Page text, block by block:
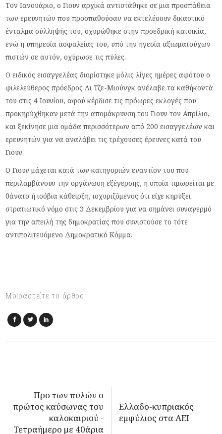
Τον Ιανουάριο, ο Γιουν αρχικά αντιστάθηκε σε μια προσπάθεια
των ερευνητών που προσπαθούσαν να εκτελέσουν δικαστικό
ένταλμα σύλληψής του, οχυρώθηκε στην προεδρική κατοικία,
ενώ η υπηρεσία ασφαλείας του, υπό την ηγεσία αξιωματούχων
πιστών σε αυτόν, οχύρωσε τις πύλες.
Ο ειδικός εισαγγελέας διορίστηκε μόλις λίγες ημέρες αφότου ο
φιλελεύθερος πρόεδρος Λι Τζε-Μιούνγκ ανέλαβε τα καθήκοντά
του στις 4 Ιουνίου, αφού κέρδισε τις πρόωρες εκλογές που
προκηρύχθηκαν μετά την απομάκρυνση του Γιουν τον Απρίλιο,
και ξεκίνησε μια ομάδα περισσότερων από 200 εισαγγελέων και
ερευνητών για να αναλάβει τις τρέχουσες έρευνες κατά του
Γιουν.
Ο Γιουν μάχεται κατά των κατηγοριών εναντίον του που
περιλαμβάνουν την οργάνωση εξέγερσης, η οποία τιμωρείται με
θάνατο ή ισόβια κάθειρξη, ισχυριζόμενος ότι είχε κηρύξει
στρατιωτικό νόμο στις 3 Δεκεμβρίου για να σημάνει συναγερμό
για την απειλή της δημοκρατίας που συνιστούσε το τότε
αντιπολιτευόμενο Δημοκρατικό Κόμμα.
Μοιραστείτε το άρθρο
Προ των πυλών ο
πρώτος καύσωνας του
καλοκαιριού -
Τετραήμερο με 40άρια
Ελλαδο-κυπριακός
εμφύλιος στα ΑΕΙ